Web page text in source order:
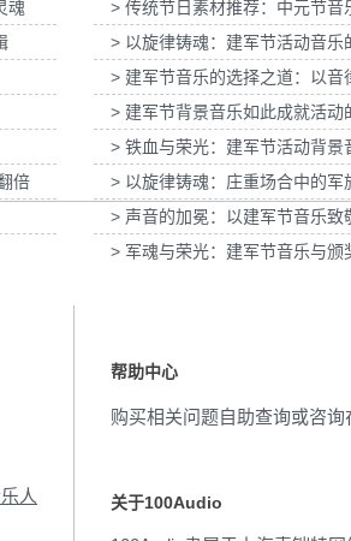
为宝武集团二十四节气清明项目提供音乐版权
为
魂
倍
> 传统节日素材推荐：中元节音
> 以旋律铸魂：建军节活动音乐
> 建军节音乐的选择之道：以音
> 建军节背景音乐如此成就活动
> 铁血与荣光：建军节活动背景
> 以旋律铸魂：庄重场合中的军
> 声音的加冕：以建军节音乐致
> 军魂与荣光：建军节音乐与颁
人
帮助中心
购买相关问题自助查询或咨询
关于100Audio